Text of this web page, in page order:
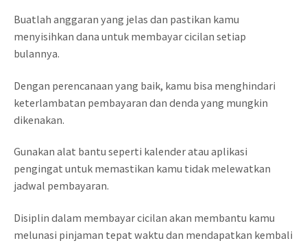
Buatlah anggaran yang jelas dan pastikan kamu
menyisihkan dana untuk membayar cicilan setiap
bulannya.
Dengan perencanaan yang baik, kamu bisa menghindari
keterlambatan pembayaran dan denda yang mungkin
dikenakan.
Gunakan alat bantu seperti kalender atau aplikasi
pengingat untuk memastikan kamu tidak melewatkan
jadwal pembayaran.
Disiplin dalam membayar cicilan akan membantu kamu
melunasi pinjaman tepat waktu dan mendapatkan kembali